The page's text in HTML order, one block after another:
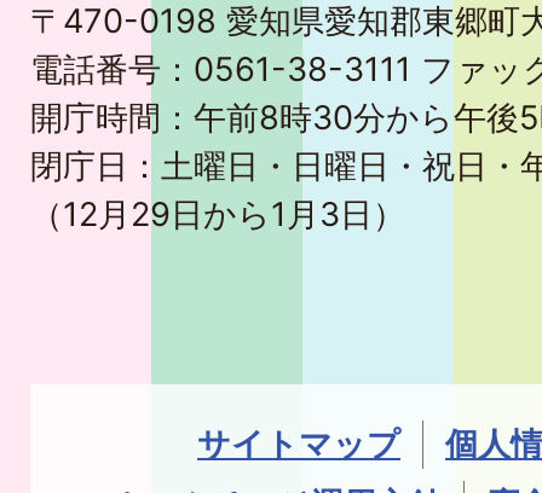
〒470-0198 愛知県愛知郡東郷町
電話番号：0561-38-3111 ファ
開庁時間：午前8時30分から午後
閉庁日：土曜日・日曜日・祝日・
（12月29日から1月3日）
サイトマップ
個人